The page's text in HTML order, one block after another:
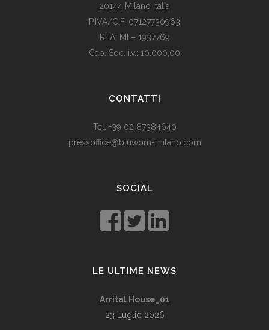
20144 Milano Italia
P.IVA/C.F. 07127730963
REA: MI – 1937769
Cap. Soc. i.v.: 10.000,00
med dagens valutadevaluering må mange av oss ty til billige
stedet for dyre designerklokker.
CONTATTI
Tel. +39 02 87384640
pressoffice@bluwom-milano.com
Rolex replicasono un’ottima opzione che
SOCIAL
LE ULTIME NEWS
Arrital House_01
23 Luglio 2026